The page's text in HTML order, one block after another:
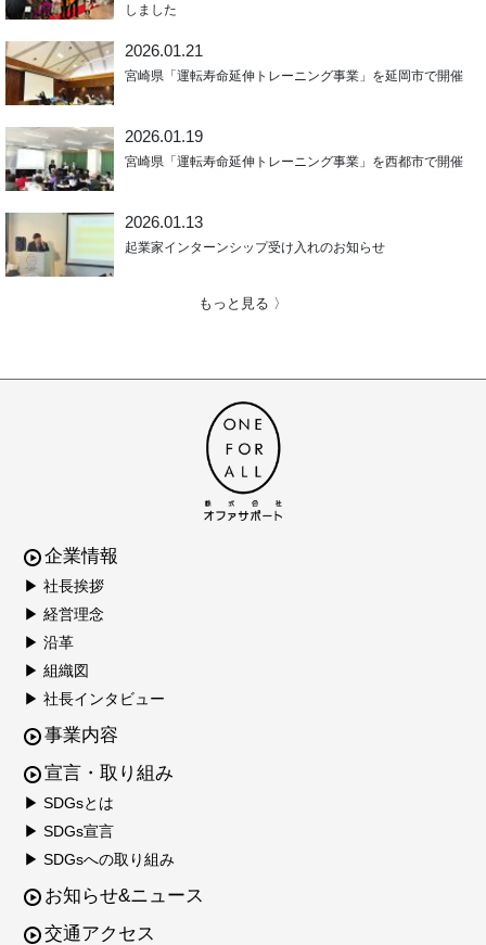
しました
2026.01.21
宮崎県「運転寿命延伸トレーニング事業」を延岡市で開催
2026.01.19
宮崎県「運転寿命延伸トレーニング事業」を西都市で開催
2026.01.13
起業家インターンシップ受け入れのお知らせ
もっと見る 〉
企業情報
▶ 社長挨拶
▶ 経営理念
▶ 沿革
▶ 組織図
▶ 社長インタビュー
事業内容
宣言・取り組み
▶ SDGsとは
▶ SDGs宣言
▶ SDGsへの取り組み
お知らせ&ニュース
交通アクセス